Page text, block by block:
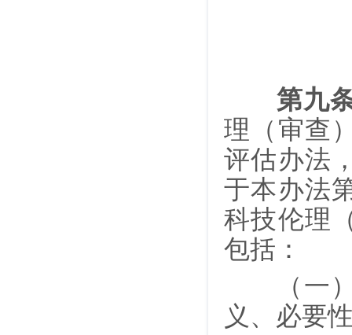
第九
理（审查
评估办法
于本办法
科技伦理
包括：
（一）
义、必要